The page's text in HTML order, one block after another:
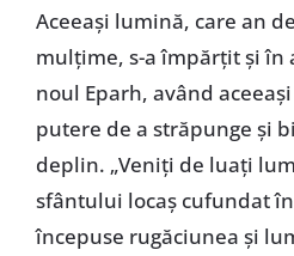
Aceeași lumină, care an
mulțime, s-a împărțit și în
noul Eparh, având
putere de a străpunge și
deplin. „Veniți de luați
sfântului locaș cufundat
începuse rugăciunea și